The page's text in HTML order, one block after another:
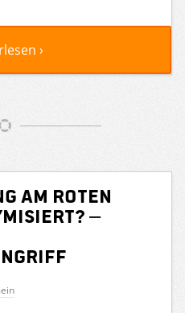
›
am Roten
–